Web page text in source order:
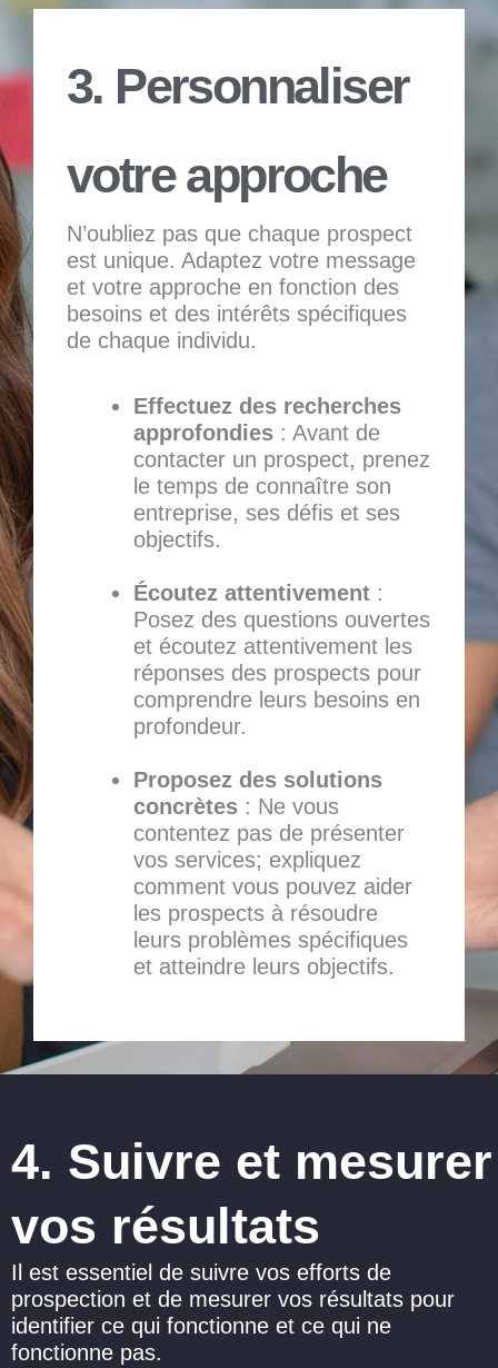
3. Personnaliser
votre approche
N’oubliez pas que chaque prospect
est unique. Adaptez votre message
et votre approche en fonction des
besoins et des intérêts spécifiques
de chaque individu.
Effectuez des recherches
approfondies : Avant de
contacter un prospect, prenez
le temps de connaître son
entreprise, ses défis et ses
objectifs.
Écoutez attentivement :
Posez des questions ouvertes
et écoutez attentivement les
réponses des prospects pour
comprendre leurs besoins en
profondeur.
Proposez des solutions
concrètes : Ne vous
contentez pas de présenter
vos services; expliquez
comment vous pouvez aider
les prospects à résoudre
leurs problèmes spécifiques
et atteindre leurs objectifs.
4. Suivre et mesurer
vos résultats
Il est essentiel de suivre vos efforts de
prospection et de mesurer vos résultats pour
identifier ce qui fonctionne et ce qui ne
fonctionne pas.